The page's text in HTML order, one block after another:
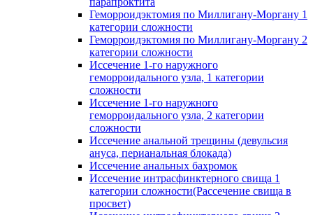
Геморроидэктомия по Миллигану-Моргану 1
категории сложности
Геморроидэктомия по Миллигану-Моргану 2
категории сложности
Иссечение 1-го наружного
геморроидального узла, 1 категории
сложности
Иссечение 1-го наружного
геморроидального узла, 2 категории
сложности
Иссечение анальной трещины (девульсия
ануса, перианальная блокада)
Иссечение анальных бахромок
Иссечение интрасфинктерного свища 1
категории сложности(Рассечение свища в
просвет)